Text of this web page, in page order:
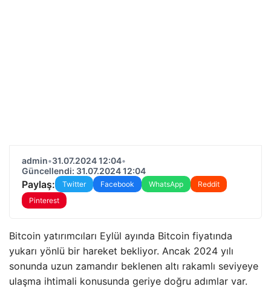
admin•31.07.2024 12:04•
Güncellendi: 31.07.2024 12:04
Paylaş: Twitter Facebook WhatsApp
Reddit
Pinterest
Bitcoin yatırımcıları Eylül ayında Bitcoin fiyatında
yukarı yönlü bir hareket bekliyor. Ancak 2024 yılı
sonunda uzun zamandır beklenen altı rakamlı seviyeye
ulaşma ihtimali konusunda geriye doğru adımlar var.